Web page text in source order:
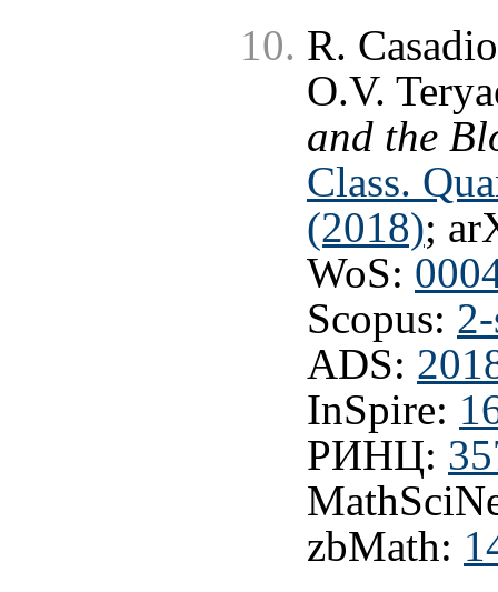
R.
O.V.
and the
Class.
(2018);
WoS:
Scopus:
ADS:
InSpire:
РИНЦ:
zbMath: